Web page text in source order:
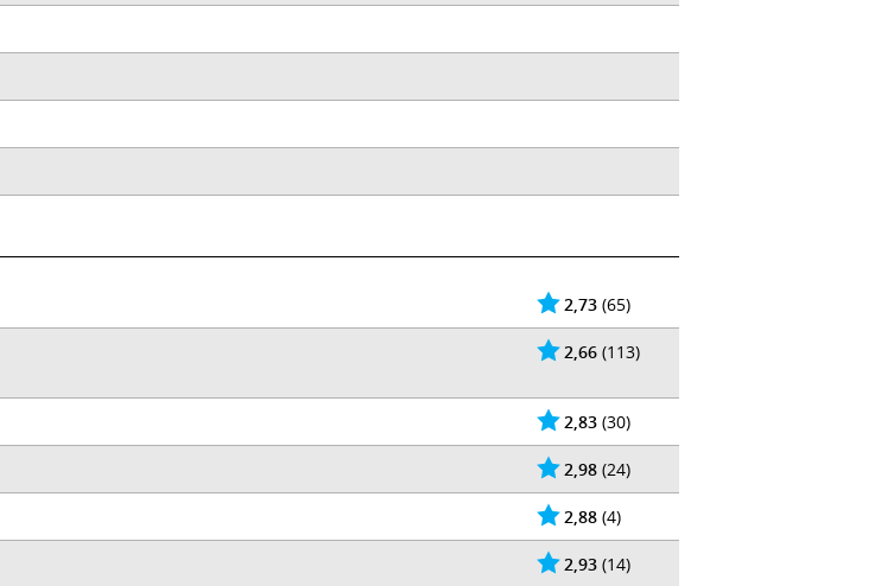
2,73 (65)
2,66 (113)
2,83 (30)
2,98 (24)
2,88 (4)
2,93 (14)